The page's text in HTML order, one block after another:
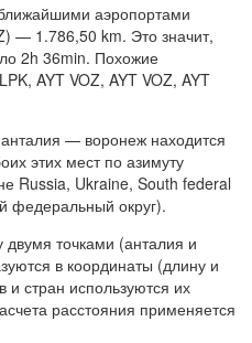
аэропортами
— 1.786,50 km. Это значит,
2h 36min. Похожие
AYT VOZ, AYT VOZ, AYT
анталия — воронеж находится
этих мест по азимуту
Russia, Ukraine, South federal
федеральный округ).
точками (анталия и
в координаты (длину и
и стран используются их
расстояния применяется